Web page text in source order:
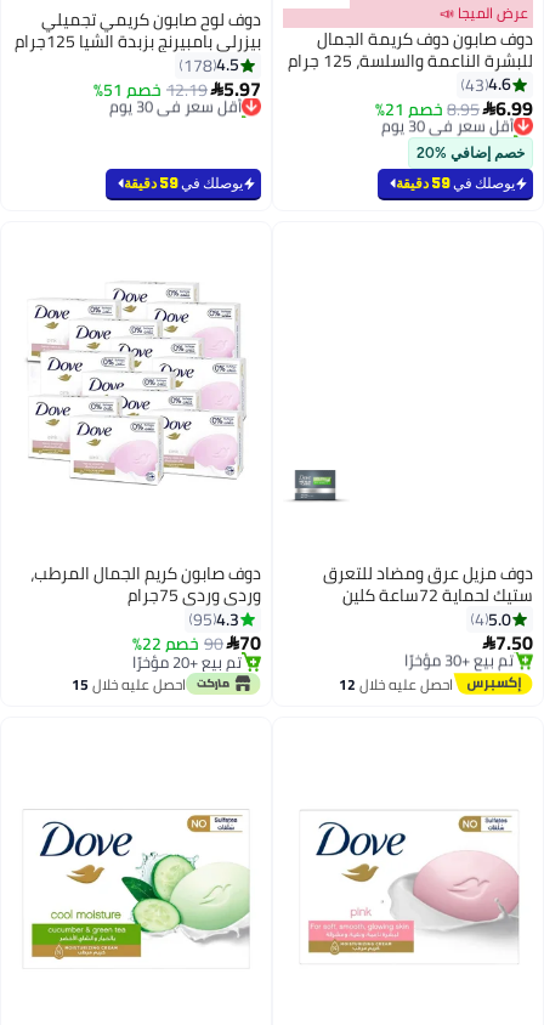
الميجا 📣
صابون دوف كريمة الجمال
الناعمة والسلسة، 125 جرام
4.6
43

8.95خصم 21%أقل سعر في 30 يوم
تم بيع +70 مؤخرًا
أقل سعر في 30 يوم
إضافي %20
يوصلك في59 دقيقة
دوف لوح صابون كريمي تجميلي
بيزرلي بامبيرنج بزبدة الشيا 125جرام
4.5
178
5.97
12.19خصم 51%أقل سعر في 30 يوم
تم بيع +110 مؤخرًا
أقل سعر في 30 يوم
يوصلك في59 دقيقة
مزيل عرق ومضاد للتعرق
ستيك لحماية 72ساعة كلين
2.7 أونصة5.0
4

توصيل مجاني
باقي 3 وحدات في المخزون
تم بيع +30 مؤخرًا
احصل عليه خلال12
اغسطس
دوف صابون كريم الجمال المرطب،
وردي وردي 75جرام
4.3
95

90خصم 22%
تم بيع +20 مؤخرًا
تم بيع +20 مؤخرًااحصل عليه خلال15
اغسطس